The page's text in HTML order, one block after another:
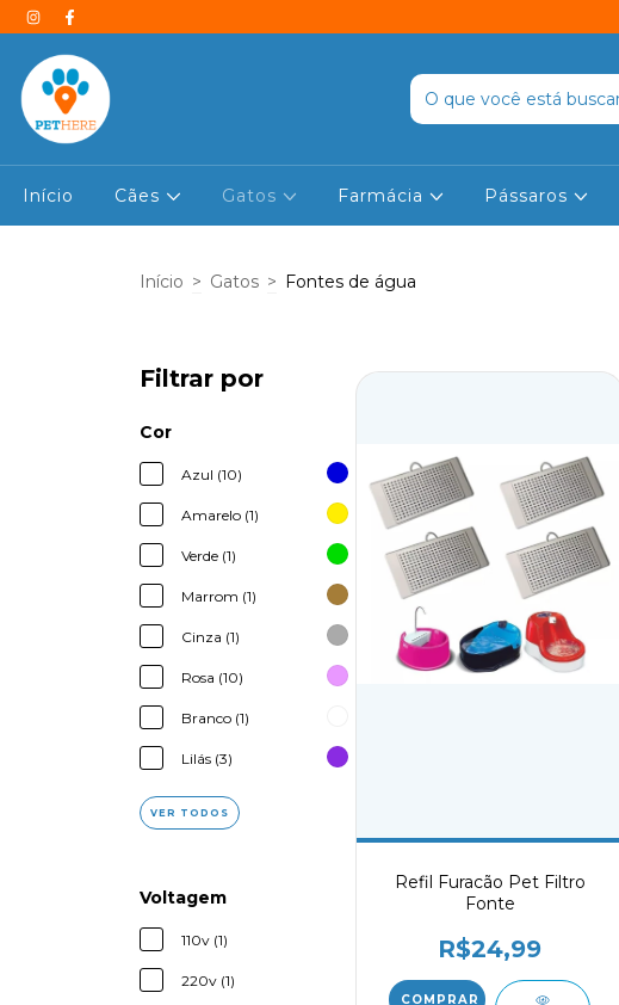
Início Cães Gatos Farmácia Pássaros
Início > Gatos > Fontes de água
Filtrar por
Cor
Azul (10)
Amarelo (1)
Verde (1)
Marrom (1)
Cinza (1)
Rosa (10)
Branco (1)
Lilás (3)
VER TODOS
Voltagem
110v (1)
220v (1)
Refil Furacão Pet Filtro
Fonte
R$24,99